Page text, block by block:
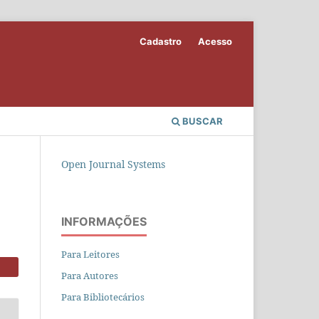
BUSCAR
Cadastro Acesso
Open Journal Systems
INFORMAÇÕES
Para Leitores
Para Autores
Para Bibliotecários